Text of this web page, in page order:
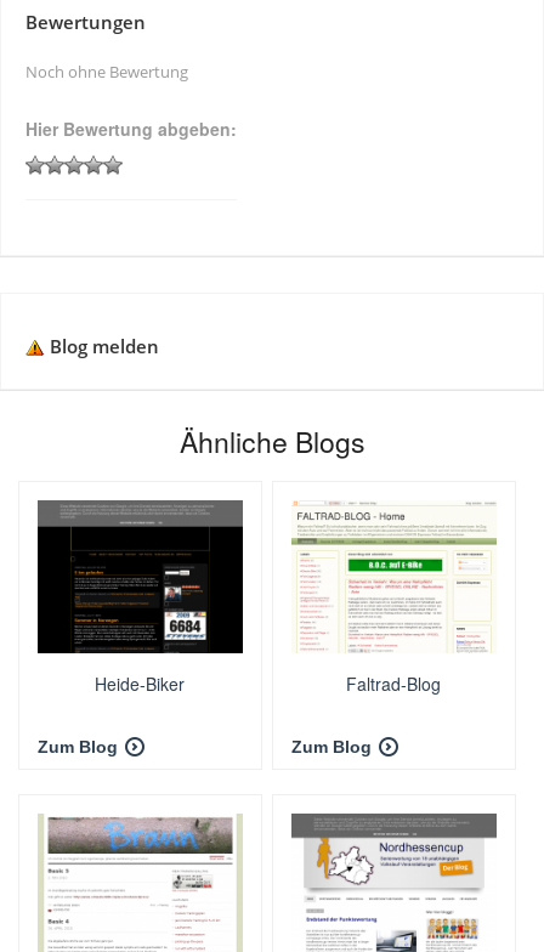
Bewertungen
Noch ohne Bewertung
Hier Bewertung abgeben:
Blog melden
Ähnliche Blogs
Heide-Biker
Zum Blog
Faltrad-Blog
Zum Blog